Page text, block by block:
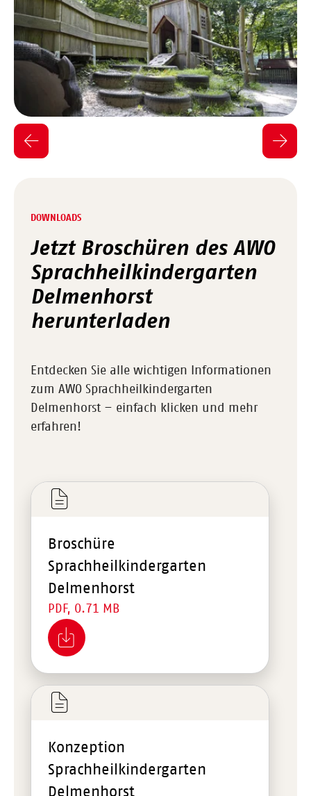
DOWNLOADS
Jetzt Broschüren des AWO
Sprachheilkindergarten
Delmenhorst
herunterladen
Entdecken Sie alle wichtigen Informationen
zum AWO Sprachheilkindergarten
Delmenhorst – einfach klicken und mehr
erfahren!
Broschüre
Sprachheilkindergarten
Delmenhorst
PDF, 0.71 MB
Konzeption
Sprachheilkindergarten
Delmenhorst